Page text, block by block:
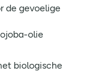
de gevoelige
olie
biologische